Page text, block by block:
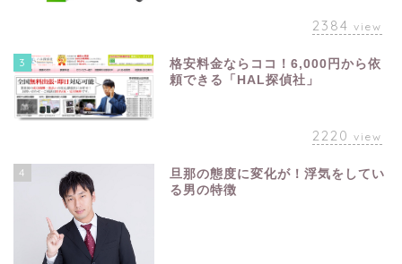
2384 view
3
格安料金ならココ！6,000円から依
頼できる「HAL探偵社」
2220 view
4
旦那の態度に変化が！浮気をしてい
る男の特徴